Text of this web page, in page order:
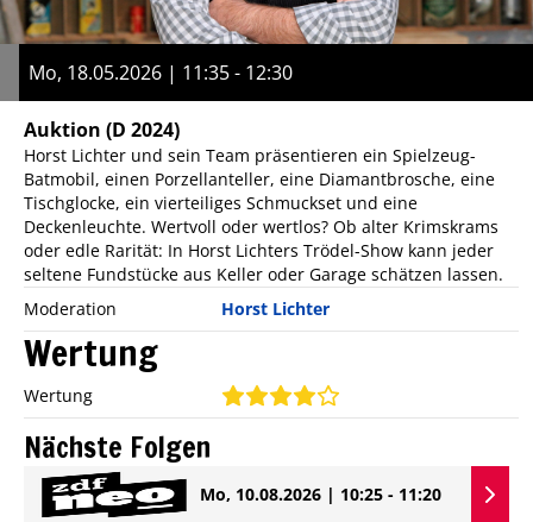
Mo, 18.05.2026 | 11:35 - 12:30
Auktion (D 2024)
Horst Lichter und sein Team präsentieren ein Spielzeug-
Batmobil, einen Porzellanteller, eine Diamantbrosche, eine
Tischglocke, ein vierteiliges Schmuckset und eine
Deckenleuchte. Wertvoll oder wertlos? Ob alter Krimskrams
oder edle Rarität: In Horst Lichters Trödel-Show kann jeder
seltene Fundstücke aus Keller oder Garage schätzen lassen.
Moderation
Horst Lichter
Wertung
Wertung
Nächste Folgen
Mo, 10.08.2026 | 10:25 - 11:20